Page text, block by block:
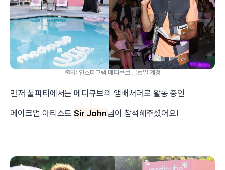
출처: 인스타그램 메디큐브 글로벌 계정
먼저 풀파티에서는 메디큐브의 앰배서더로 활동 중인
메이크업 아티스트Sir John님이 참석해주셨어요!